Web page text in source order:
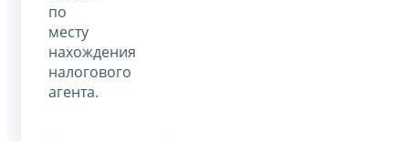
по
месту
нахождения
налогового
агента.